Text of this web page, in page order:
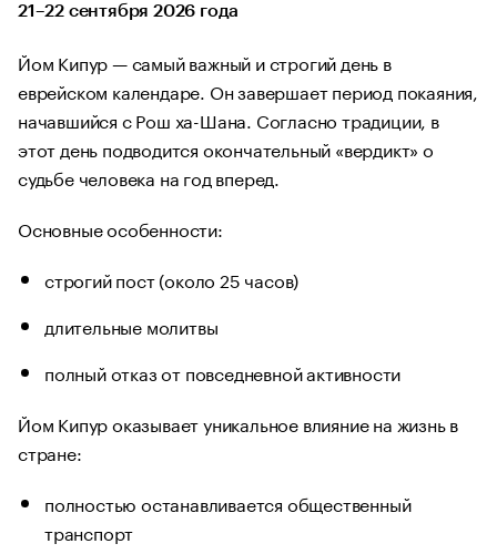
21–22 сентября 2026 года
Йом Кипур — самый важный и строгий день в
еврейском календаре. Он завершает период покаяния,
начавшийся с Рош ха-Шана. Согласно традиции, в
этот день подводится окончательный «вердикт» о
судьбе человека на год вперед.
Основные особенности:
строгий пост (около 25 часов)
длительные молитвы
полный отказ от повседневной активности
Йом Кипур оказывает уникальное влияние на жизнь в
стране:
полностью останавливается общественный
транспорт